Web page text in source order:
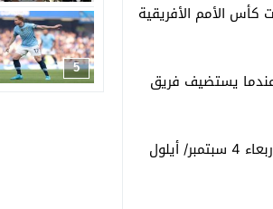
الأمم الأفريقية
يستضيف فريق
وفي التقرير التالي من “العين الرياضية” نستعرض معكم أبرز المعلومات المتعلقة بمباريات الأربعاء 4 سبتمبر/ أيلول
5